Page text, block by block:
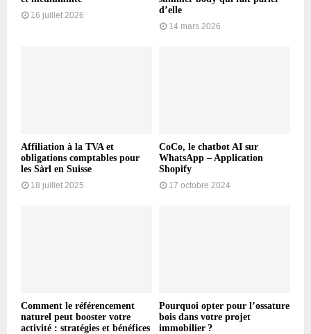
16 juillet 2026
d’elle
14 mars 2026
Affiliation à la TVA et
obligations comptables pour
les Sàrl en Suisse
18 juillet 2025
CoCo, le chatbot AI sur
WhatsApp – Application
Shopify
17 octobre 2024
Comment le référencement
naturel peut booster votre
activité : stratégies et bénéfices
Pourquoi opter pour l’ossature
bois dans votre projet
immobilier ?